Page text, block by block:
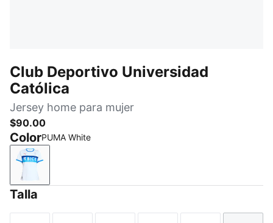
Club Deportivo Universidad
Católica
Jersey home para mujer
$90.00
ColorPUMA White
Talla